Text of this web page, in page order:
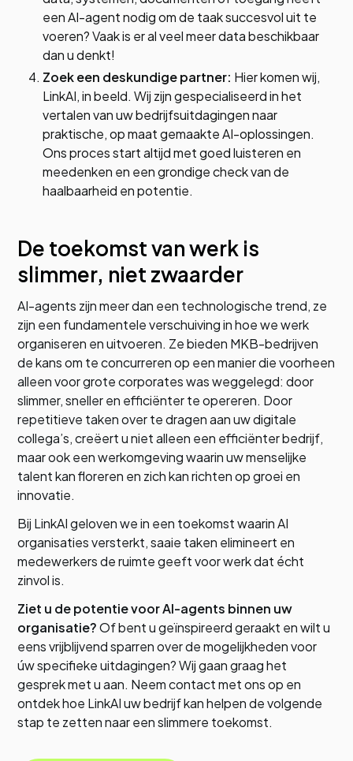
een AI-agent nodig om de taak succesvol uit te
voeren? Vaak is er al veel meer data beschikbaar
dan u denkt!
Zoek een deskundige partner: Hier komen wij,
LinkAI, in beeld. Wij zijn gespecialiseerd in het
vertalen van uw bedrijfsuitdagingen naar
praktische, op maat gemaakte AI-oplossingen.
Ons proces start altijd met goed luisteren en
meedenken en een grondige check van de
haalbaarheid en potentie.
De toekomst van werk is
slimmer, niet zwaarder
AI-agents zijn meer dan een technologische trend, ze
zijn een fundamentele verschuiving in hoe we werk
organiseren en uitvoeren. Ze bieden MKB-bedrijven
de kans om te concurreren op een manier die voorheen
alleen voor grote corporates was weggelegd: door
slimmer, sneller en efficiënter te opereren. Door
repetitieve taken over te dragen aan uw digitale
collega’s, creëert u niet alleen een efficiënter bedrijf,
maar ook een werkomgeving waarin uw menselijke
talent kan floreren en zich kan richten op groei en
innovatie.
Bij LinkAI geloven we in een toekomst waarin AI
organisaties versterkt, saaie taken elimineert en
medewerkers de ruimte geeft voor werk dat écht
zinvol is.
Ziet u de potentie voor AI-agents binnen uw
organisatie?Of bent u geïnspireerd geraakt en wilt u
eens vrijblijvend sparren over de mogelijkheden voor
úw specifieke uitdagingen? Wij gaan graag het
gesprek met u aan. Neem contact met ons op en
ontdek hoe LinkAI uw bedrijf kan helpen de volgende
stap te zetten naar een slimmere toekomst.